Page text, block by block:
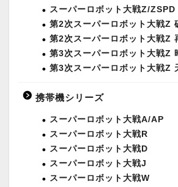
スーパーロボット大戦Z/ZSPD
第2次スーパーロボット大戦Z
第2次スーパーロボット大戦Z
第3次スーパーロボット大戦Z
第3次スーパーロボット大戦Z
携帯機シリーズ
スーパーロボット大戦A/AP
スーパーロボット大戦R
スーパーロボット大戦D
スーパーロボット大戦J
スーパーロボット大戦W